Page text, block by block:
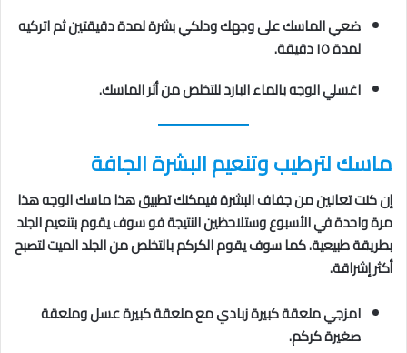
ضعي الماسك على وجهك ودلكي بشرة لمدة دقيقتين ثم اتركيه
لمدة ١٥ دقيقة.
اغسلي الوجه بالماء البارد للتخلص من أثر الماسك.
ماسك لترطيب وتنعيم البشرة الجافة
إن كنت تعانين من جفاف البشرة فيمكنك تطبيق هذا ماسك الوجه هذا
مرة واحدة في الأسبوع وستلاحظين النتيجة فو سوف يقوم بتنعيم الجلد
بطريقة طبيعية. كما سوف يقوم الكركم بالتخلص من الجلد الميت لتصبح
أكثر إشراقة.
امزجي ملعقة كبيرة زبادي مع ملعقة كبيرة عسل وملعقة
صغيرة كركم.